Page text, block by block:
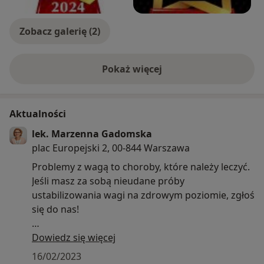
Zobacz galerię (2)
Pokaż więcejo doświadczeniu
Aktualności
lek. Marzenna Gadomska
plac Europejski 2, 00-844 Warszawa
Problemy z wagą to choroby, które należy leczyć.
Jeśli masz za sobą nieudane próby
ustabilizowania wagi na zdrowym poziomie, zgłoś
się do nas!
Centrum Zdrowej Wagi enel-med to:
- holistyczne podejście
Dowiedz się więcej
16/02/2023